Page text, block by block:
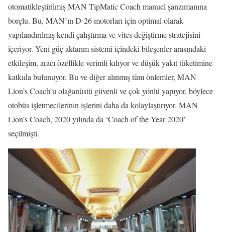
otomatikleştirilmiş MAN TipMatic Coach manuel şanzımanına
borçlu. Bu, MAN’ın D-26 motorları için optimal olarak
yapılandırılmış kendi çalıştırma ve vites değiştirme stratejisini
içeriyor. Yeni güç aktarım sistemi içindeki bileşenler arasındaki
etkileşim, aracı özellikle verimli kılıyor ve düşük yakıt tüketimine
katkıda bulunuyor. Bu ve diğer alınmış tüm önlemler, MAN
Lion’s Coach’u olağanüstü güvenli ve çok yönlü yapıyor, böylece
otobüs işletmecilerinin işlerini daha da kolaylaştırıyor. MAN
Lion’s Coach, 2020 yılında da ‘Coach of the Year 2020’
seçilmişti.